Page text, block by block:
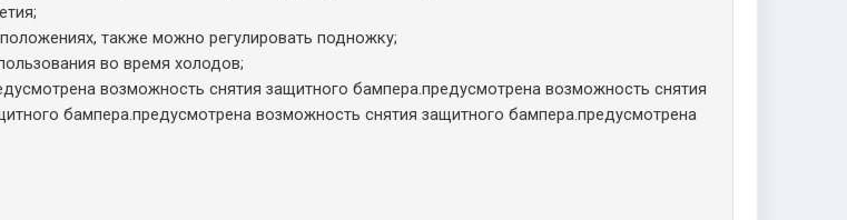
также можно регулировать подножку;
во время холодов;
возможность снятия защитного бампера.предусмотрена возможность снятия
бампера.предусмотрена возможность снятия защитного бампера.предусмотрена